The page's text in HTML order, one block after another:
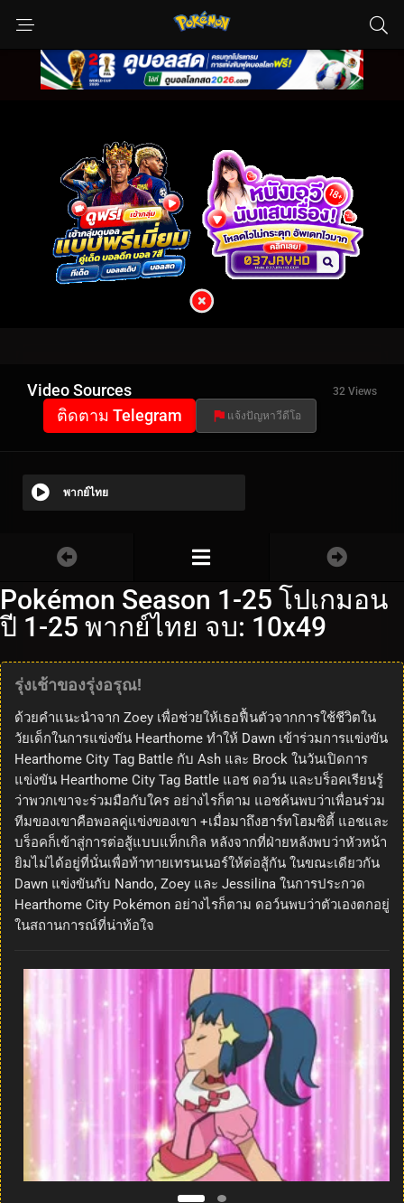
Video Sources 32 Views
ติดตาม Telegram แจ้งปัญหาวีดีโอ
พากย์ไทย
Pokémon Season 1-25 โปเกมอน
ปี 1-25 พากย์ไทย จบ: 10x49
รุ่งเช้าของรุ่งอรุณ!
ด้วยคำแนะนำจาก Zoey เพื่อช่วยให้เธอฟื้นตัวจากการใช้ชีวิตใน
วัยเด็กในการแข่งขัน Hearthome ทำให้ Dawn เข้าร่วมการแข่งขัน
Hearthome City Tag Battle กับ Ash และ Brock ในวันเปิดการ
แข่งขัน Hearthome City Tag Battle แอช ดอว์น และบร็อคเรียนรู้
ว่าพวกเขาจะร่วมมือกับใคร อย่างไรก็ตาม แอชค้นพบว่าเพื่อนร่วม
ทีมของเขาคือพอลคู่แข่งของเขา +เมื่อมาถึงฮาร์ทโฮมซิตี้ แอชและ
บร็อคก็เข้าสู่การต่อสู้แบบแท็กเกิล หลังจากที่ฝ่ายหลังพบว่าหัวหน้า
ยิมไม่ได้อยู่ที่นั่นเพื่อท้าทายเทรนเนอร์ให้ต่อสู้กัน ในขณะเดียวกัน
Dawn แข่งขันกับ Nando, Zoey และ Jessilina ในการประกวด
Hearthome City Pokémon อย่างไรก็ตาม ดอว์นพบว่าตัวเองตกอยู่
ในสถานการณ์ที่น่าท้อใจ